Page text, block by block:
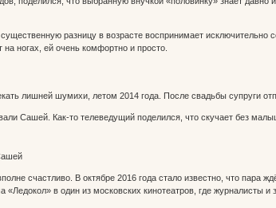
разницу в возрасте воспринимает исключительно
ногах, ей очень комфортно и просто.
лишней шумихи, летом 2014 года. После свадьбы супруги
Сашей. Как-то телеведущий поделился, что скучает без
счастливо. В октябре 2016 года стало известно, что пара
в один из московских кинотеатров, где журналисты и